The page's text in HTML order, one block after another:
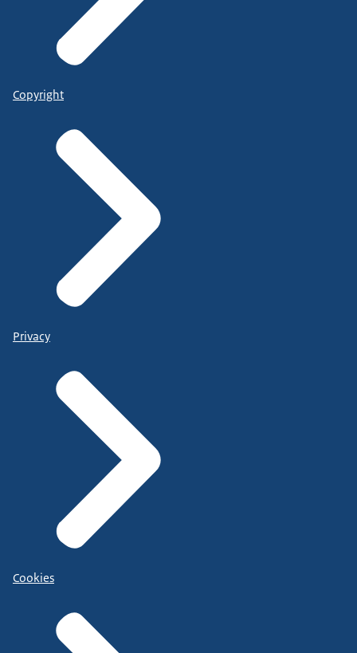
Copyright
Privacy
Cookies